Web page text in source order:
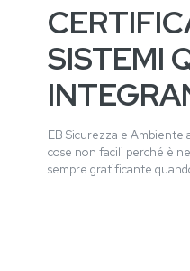
SISTEMI
EB Sicurezza e
cose non facili perché è
sempre gratificante